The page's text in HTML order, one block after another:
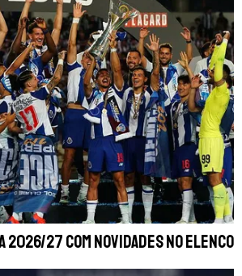
2026/27 com novidades no elenco